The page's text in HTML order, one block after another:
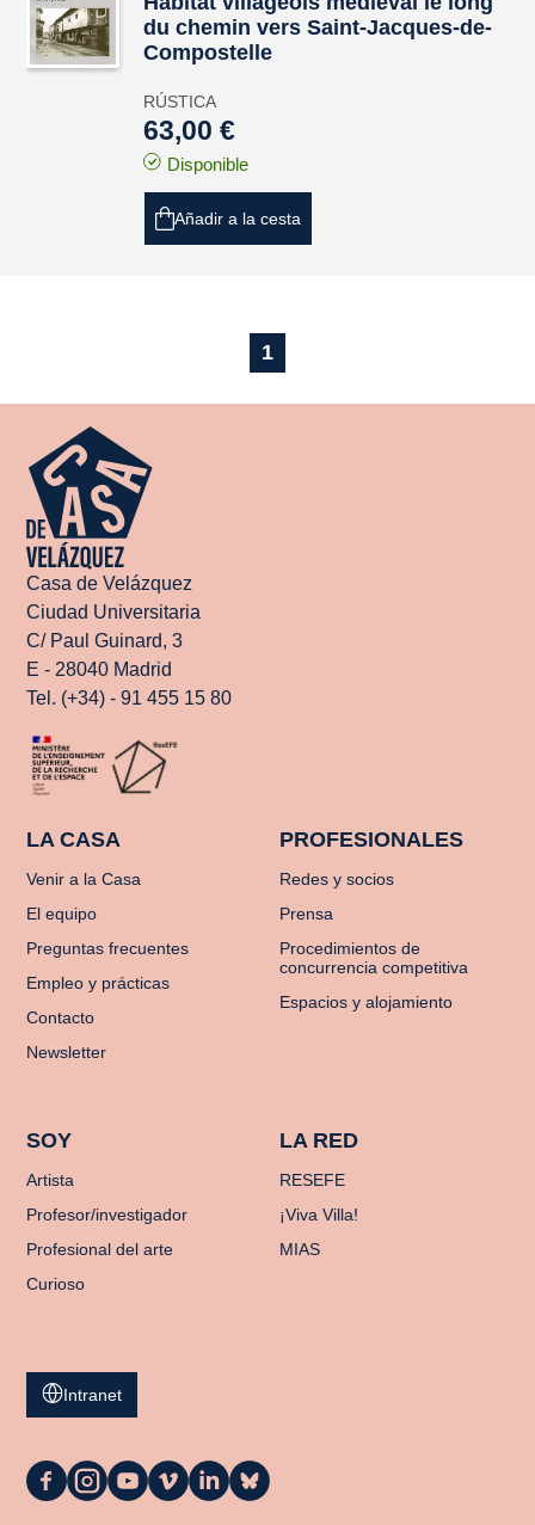
du chemin vers Saint-Jacques-de-
Compostelle
RÚSTICA
63,00 €
Disponible
Añadir a la cesta
1
Casa de Velázquez
Ciudad Universitaria
C/ Paul Guinard, 3
E - 28040 Madrid
Tel. (+34) - 91 455 15 80
LA CASA
Venir a la Casa
El equipo
Preguntas frecuentes
Empleo y prácticas
Contacto
Newsletter
PROFESIONALES
Redes y socios
Prensa
Procedimientos de
concurrencia competitiva
Espacios y alojamiento
SOY
Artista
Profesor/investigador
Profesional del arte
Curioso
LA RED
RESEFE
¡Viva Villa!
MIAS
Intranet
La
La
La
La
La
La